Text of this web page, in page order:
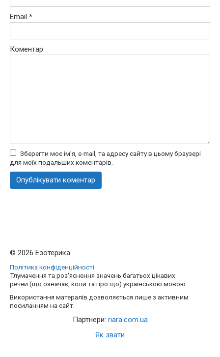
Email *
Коментар
Зберегти моє ім'я, e-mail, та адресу сайту в цьому браузері
для моїх подальших коментарів.
© 2026 Езотерика
Політика конфіденційності
Тлумачення та роз'яснення значень багатьох цікавих
речей (що означає, коли та про що) українською мовою.
Використання матералів дозволяється лише з активним
посиланням на сайт.
Партнери: riara.com.ua
Як звати